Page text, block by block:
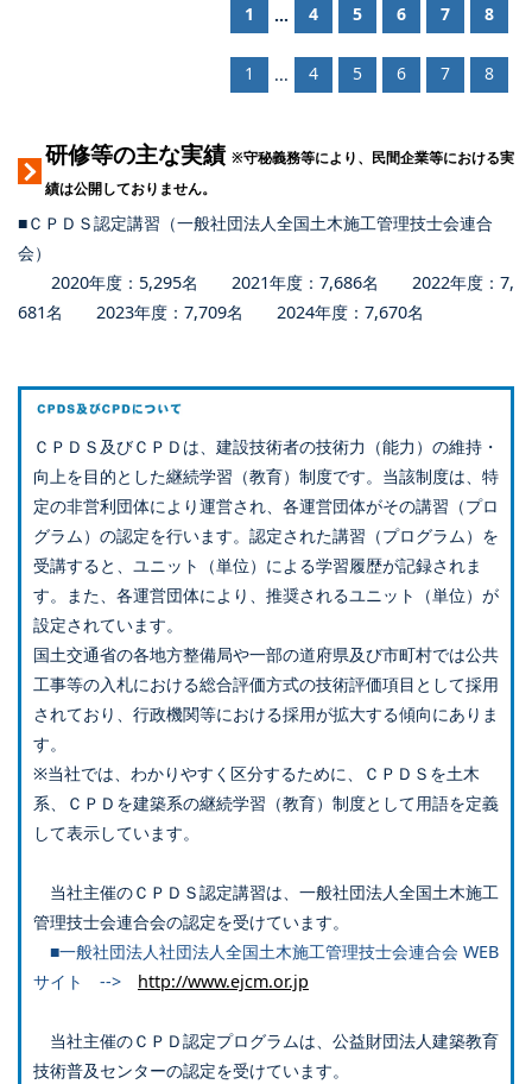
1 ... 4 5 6 7 8
1 ... 4 5 6 7 8
研修等の主な実績 ※守秘義務等により、民間企業等における実
績は公開しておりません。
■ＣＰＤＳ認定講習（一般社団法人全国土木施工管理技士会連合
会）
2020年度：5,295名 2021年度：7,686名 2022年度：7,
681名 2023年度：7,709名 2024年度：7,670名
ＣＰＤＳ及びＣＰＤは、建設技術者の技術力（能力）の維持・
向上を目的とした継続学習（教育）制度です。当該制度は、特
定の非営利団体により運営され、各運営団体がその講習（プロ
グラム）の認定を行います。認定された講習（プログラム）を
受講すると、ユニット（単位）による学習履歴が記録されま
す。また、各運営団体により、推奨されるユニット（単位）が
設定されています。
国土交通省の各地方整備局や一部の道府県及び市町村では公共
工事等の入札における総合評価方式の技術評価項目として採用
されており、行政機関等における採用が拡大する傾向にありま
す。
※当社では、わかりやすく区分するために、ＣＰＤＳを土木
系、ＣＰＤを建築系の継続学習（教育）制度として用語を定義
して表示しています。
当社主催のＣＰＤＳ認定講習は、一般社団法人全国土木施工
管理技士会連合会の認定を受けています。
■一般社団法人社団法人全国土木施工管理技士会連合会 WEB
サイト --> http://www.ejcm.or.jp
当社主催のＣＰＤ認定プログラムは、公益財団法人建築教育
技術普及センターの認定を受けています。